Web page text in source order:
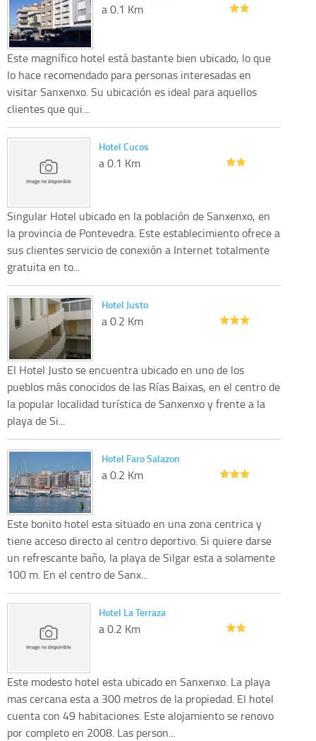
a 0.1 Km
Este magnífico hotel está bastante bien ubicado, lo que
lo hace recomendado para personas interesadas en
visitar Sanxenxo. Su ubicación es ideal para aquellos
clientes que qui...
Hotel Cucos
a 0.1 Km
Singular Hotel ubicado en la población de Sanxenxo, en
la provincia de Pontevedra. Este establecimiento ofrece a
sus clientes servicio de conexión a Internet totalmente
gratuita en to...
Hotel Justo
a 0.2 Km
El Hotel Justo se encuentra ubicado en uno de los
pueblos más conocidos de las Rías Baixas, en el centro de
la popular localidad turística de Sanxenxo y frente a la
playa de Si...
Hotel Faro Salazon
a 0.2 Km
Este bonito hotel esta situado en una zona centrica y
tiene acceso directo al centro deportivo. Si quiere darse
un refrescante baño, la playa de Silgar esta a solamente
100 m. En el centro de Sanx...
Hotel La Terraza
a 0.2 Km
Este modesto hotel esta ubicado en Sanxenxo. La playa
mas cercana esta a 300 metros de la propiedad. El hotel
cuenta con 49 habitaciones. Este alojamiento se renovo
por completo en 2008. Las person...